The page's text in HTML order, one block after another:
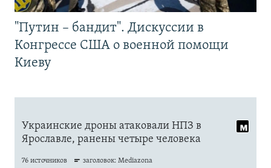
"Путин – бандит". Дискуссии в
Конгрессе США о военной помощи
Киеву